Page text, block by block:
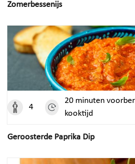
Zomerbessenijs
4
20 minuten
kooktijd
Geroosterde Paprika Dip
THE SPACE NEOVIDE
SUPPORT
DEALER LOGIN
ONDERDELEN
BESTELLEN